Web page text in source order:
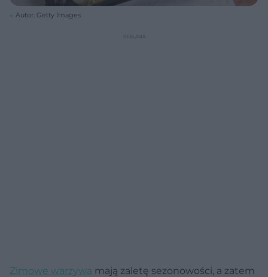
Autor: Getty Images
Zimowe warzywa mają zaletę sezonowości, a zatem